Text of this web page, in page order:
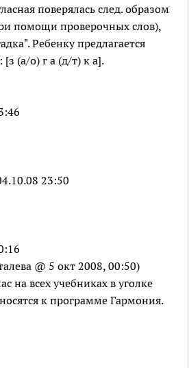
поверялась след. образом
помощи проверочных слов),
Ребенку предлагается
[з (а/о) г а (д/т) к а].
23:50
@ 5 окт 2008, 00:50)
на всех учебниках в уголке
к программе Гармония.